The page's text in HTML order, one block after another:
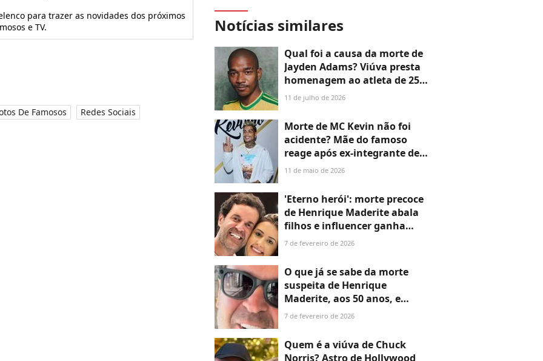
para trazer as novidades dos próximos
e TV.
De Famosos Redes Sociais
Notícias similares
Qual foi a causa da morte de
Jayden Adams? Viúva presta
homenagem ao atleta de 25
anos que representou a África
2026
11 de julho de 2026
Morte de MC Kevin não foi
acidente? Mãe do famoso
reage após ex-integrante de
facção criminosa levantar
matou...'
11 de maio de 2026
'Eterno herói': morte precoce
de Henrique Maderite abala
filhos e influencer ganha
homenagens de partir o
7 de fevereiro de 2026
O que já se sabe da morte
suspeita de Henrique
Maderite, aos 50 anos, e
quem era o influencer de MG
papai'?
7 de fevereiro de 2026
Quem é a viúva de Chuck
Norris? Astro de Hollywood